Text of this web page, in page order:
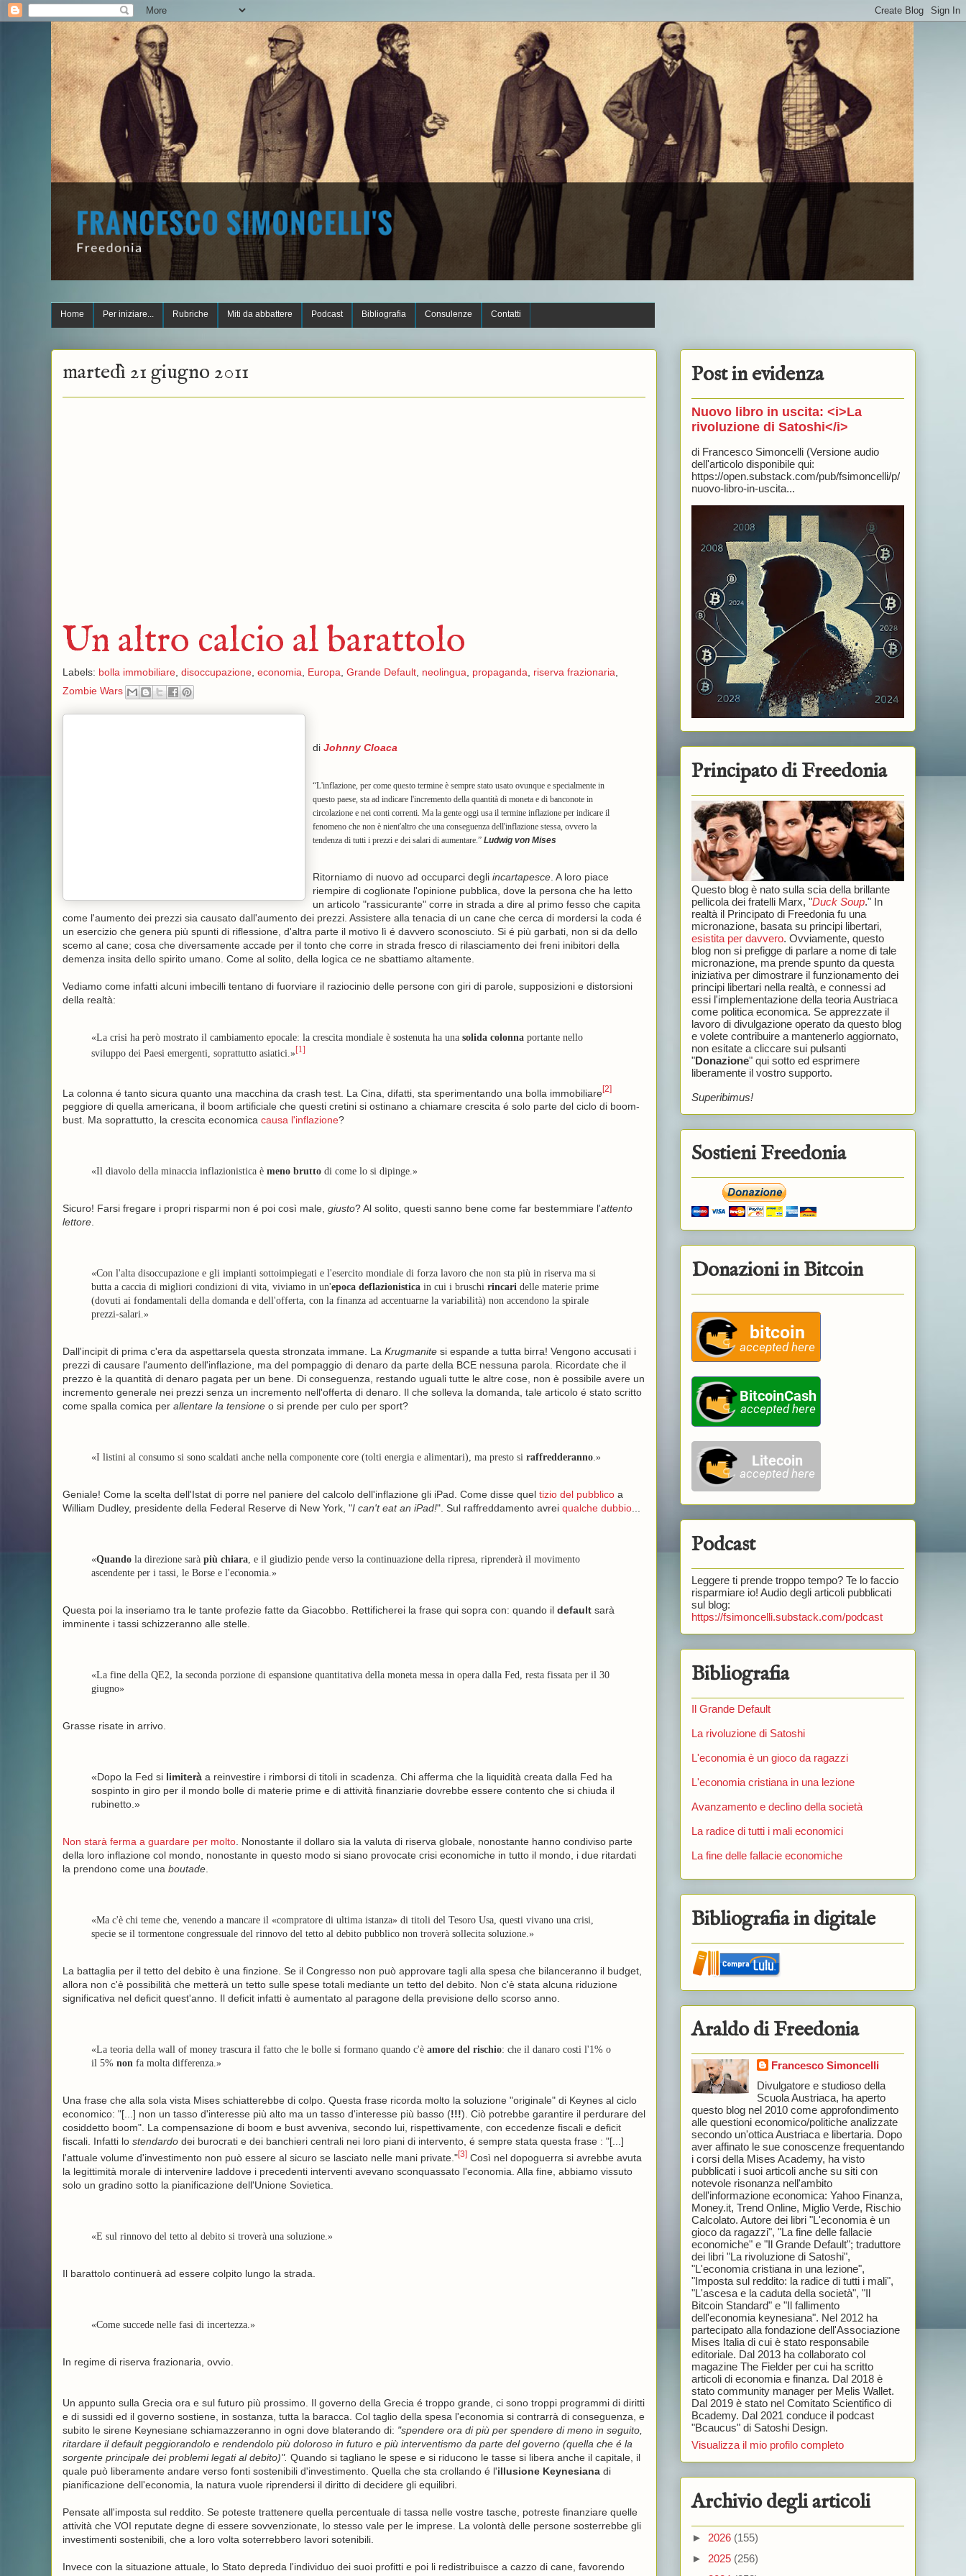
Home Per iniziare... Rubriche Miti da abbattere Podcast Bibliografia Consulenze Contatti
martedì 21 giugno 2011
Un altro calcio al barattolo
Labels: bolla immobiliare, disoccupazione, economia Europa Grande Default, neolingua propaganda riserva frazionaria
Zombie Wars
di Johnny Cloaca
“L'inflazione, per come questo termine è sempre stato usato ovunque e specialmente in
questo paese, sta ad indicare l'incremento della quantità di moneta e di banconote in
circolazione e nei conti correnti. Ma la gente oggi usa il termine inflazione per indicare il
fenomeno che non è nient'altro che una conseguenza dell'inflazione stessa, ovvero la
tendenza di tutti i prezzi e dei salari di aumentare.” Ludwig von Mises
Ritorniamo di nuovo ad occuparci degli incartapesce. A loro piace
riempire di coglionate l'opinione pubblica, dove la persona che ha letto
un articolo "rassicurante" corre in strada a dire al primo fesso che capita
come l'aumento dei prezzi sia causato dall'aumento dei prezzi. Assistere alla tenacia di un cane che cerca di mordersi la coda é
un esercizio che genera più spunti di riflessione, d'altra parte il motivo lì é davvero sconosciuto. Si é più garbati, non si da dello
scemo al cane; cosa che diversamente accade per il tonto che corre in strada fresco di rilasciamento dei freni inibitori della
demenza insita dello spirito umano. Come al solito, della logica ce ne sbattiamo altamente.
Vediamo come infatti alcuni imbecilli tentano di fuorviare il raziocinio delle persone con giri di parole, supposizioni e distorsioni
della realtà:
«La crisi ha però mostrato il cambiamento epocale: la crescita mondiale è sostenuta ha una solida colonnaportante nello
sviluppo dei Paesi emergenti, soprattutto asiatici.»[1]
La colonna é tanto sicura quanto una macchina da crash test. La Cina, difatti, sta sperimentando una bolla immobiliare[2]
peggiore di quella americana, il boom artificiale che questi cretini si ostinano a chiamare crescita é solo parte del ciclo di boom-
bust. Ma soprattutto, la crescita economica causa l'inflazione?
«Il diavolo della minaccia inflazionistica è meno bruttodi come lo si dipinge.»
Sicuro! Farsi fregare i propri risparmi non é poi così male, giusto? Al solito, questi sanno bene come far bestemmiare l'attento
lettore.
«Con l'alta disoccupazione e gli impianti sottoimpiegati e l'esercito mondiale di forza lavoro che non sta più in riserva ma si
butta a caccia di migliori condizioni di vita, viviamo in un'epoca deflazionisticain cui i bruschi rincaridelle materie prime
(dovuti ai fondamentali della domanda e dell'offerta, con la finanza ad accentuarne la variabilità) non accendono la spirale
prezzi-salari.»
Dall'incipit di prima c'era da aspettarsela questa stronzata immane. La Krugmanitesi espande a tutta birra! Vengono accusati i
prezzi di causare l'aumento dell'inflazione, ma del pompaggio di denaro da parte della BCE nessuna parola. Ricordate che il
prezzo è la quantità di denaro pagata per un bene. Di conseguenza, restando uguali tutte le altre cose, non è possibile avere un
incremento generale nei prezzi senza un incremento nell'offerta di denaro. Il che solleva la domanda, tale articolo é stato scritto
come spalla comica per allentare la tensioneo si prende per culo per sport?
«I listini al consumo si sono scaldati anche nella componente core (tolti energia e alimentari), ma presto si raffredderanno.»
Geniale! Come la scelta dell'Istat di porre nel paniere del calcolo dell'inflazione gli iPad. Come disse quel tizio del pubblicoa
William Dudley, presidente della Federal Reserve di New York, "I can't eat an iPad!". Sul raffreddamento avrei qualche dubbio...
«Quandola direzione sarà più chiara, e il giudizio pende verso la continuazione della ripresa, riprenderà il movimento
ascendente per i tassi, le Borse e l'economia.»
Questa poi la inseriamo tra le tante profezie fatte da Giacobbo. Rettificherei la frase qui sopra con: quando il defaultsarà
imminente i tassi schizzeranno alle stelle.
«La fine della QE2, la seconda porzione di espansione quantitativa della moneta messa in opera dalla Fed, resta fissata per il 30
giugno»
Grasse risate in arrivo.
«Dopo la Fed si limiteràa reinvestire i rimborsi di titoli in scadenza. Chi afferma che la liquidità creata dalla Fed ha
sospinto in giro per il mondo bolle di materie prime e di attività finanziarie dovrebbe essere contento che si chiuda il
rubinetto.»
Non starà ferma a guardare per molto. Nonostante il dollaro sia la valuta di riserva globale, nonostante hanno condiviso parte
della loro inflazione col mondo, nonostante in questo modo si siano provocate crisi economiche in tutto il mondo, i due ritardati
la prendono come una boutade.
«Ma c'è chi teme che, venendo a mancare il «compratore di ultima istanza» di titoli del Tesoro Usa, questi vivano una crisi,
specie se il tormentone congressuale del rinnovo del tetto al debito pubblico non troverà sollecita soluzione.»
La battaglia per il tetto del debito è una finzione. Se il Congresso non può approvare tagli alla spesa che bilanceranno il budget,
allora non c'è possibilità che metterà un tetto sulle spese totali mediante un tetto del debito. Non c'è stata alcuna riduzione
significativa nel deficit quest'anno. Il deficit infatti è aumentato al paragone della previsione dello scorso anno.
«La teoria della wall of money trascura il fatto che le bolle si formano quando c'è amore del rischio: che il danaro costi l'1% o
il 5% nonfa molta differenza.»
Una frase che alla sola vista Mises schiatterebbe di colpo. Questa frase ricorda molto la soluzione "originale" di Keynes al ciclo
economico: "[...] non un tasso d'interesse più alto ma un tasso d'interesse più basso (!!!). Ciò potrebbe garantire il perdurare del
cosiddetto boom". La compensazione di boom e bust avveniva, secondo lui, rispettivamente, con eccedenze fiscali e deficit
fiscali. Infatti lo stendardodei burocrati e dei banchieri centrali nei loro piani di intervento, é sempre stata questa frase : "[...]
l'attuale volume d'investimento non può essere al sicuro se lasciato nelle mani private."[3]Così nel dopoguerra si avrebbe avuta
la legittimità morale di intervenire laddove i precedenti interventi avevano sconquassato l'economia. Alla fine, abbiamo vissuto
solo un gradino sotto la pianificazione dell'Unione Sovietica.
«E sul rinnovo del tetto al debito si troverà una soluzione.»
Il barattolo continuerà ad essere colpito lungo la strada.
«Come succede nelle fasi di incertezza.»
In regime di riserva frazionaria, ovvio.
Un appunto sulla Grecia ora e sul futuro più prossimo. Il governo della Grecia é troppo grande, ci sono troppi programmi di diritti
e di sussidi ed il governo sostiene, in sostanza, tutta la baracca. Col taglio della spesa l'economia si contrarrà di conseguenza, e
subito le sirene Keynesiane schiamazzeranno in ogni dove blaterando di: "spendere ora di più per spendere di meno in seguito,
ritardare il default peggiorandolo e rendendolo più doloroso in futuro e più interventismo da parte del governo (quella che é la
sorgente principale dei problemi legati al debito)". Quando si tagliano le spese e si riducono le tasse si libera anche il capitale, il
quale può liberamente andare verso fonti sostenibili d'investimento. Quella che sta crollando é l'illusione Keynesianadi
pianificazione dell'economia, la natura vuole riprendersi il diritto di decidere gli equilibri.
Pensate all'imposta sul reddito. Se poteste trattenere quella percentuale di tassa nelle vostre tasche, potreste finanziare quelle
attività che VOI reputate degne di essere sovvenzionate, lo stesso vale per le imprese. La volontà delle persone sosterrebbe gli
investimenti sostenibili, che a loro volta soterrebbero lavori sotenibili.
Invece con la situazione attuale, lo Stato depreda l'individuo dei suoi profitti e poi li redistribuisce a cazzo di cane, favorendo
Post in evidenza
Nuovo libro in uscita: <i>La
rivoluzione di Satoshi</i>
di Francesco Simoncelli (Versione audio
dell'articolo disponibile qui:
https://open.substack.com/pub/fsimoncelli/p/
nuovo-libro-in-uscita...
Principato di Freedonia
Questo blog è nato sulla scia della brillante
pellicola dei fratelli Marx, "Duck Soup." In
realtà il Principato di Freedonia fu una
micronazione, basata su principi libertari,
esistita per davvero. Ovviamente, questo
blog non si prefigge di parlare a nome di tale
micronazione, ma prende spunto da questa
iniziativa per dimostrare il funzionamento dei
principi libertari nella realtà, e connessi ad
essi l'implementazione della teoria Austriaca
come politica economica. Se apprezzate il
lavoro di divulgazione operato da questo blog
e volete contribuire a mantenerlo aggiornato,
non esitate a cliccare sui pulsanti
"Donazione" qui sotto ed esprimere
liberamente il vostro supporto.
Superibimus!
Sostieni Freedonia
Donazioni in Bitcoin
Podcast
Leggere ti prende troppo tempo? Te lo faccio
risparmiare io! Audio degli articoli pubblicati
sul blog:
https://fsimoncelli.substack.com/podcast
Bibliografia
Il Grande Default
La rivoluzione di Satoshi
L'economia è un gioco da ragazzi
L'economia cristiana in una lezione
Avanzamento e declino della società
La radice di tutti i mali economici
La fine delle fallacie economiche
Bibliografia in digitale
Araldo di Freedonia
Francesco Simoncelli
Divulgatore e studioso della
Scuola Austriaca, ha aperto
questo blog nel 2010 come approfondimento
alle questioni economico/politiche analizzate
secondo un'ottica Austriaca e libertaria. Dopo
aver affinato le sue conoscenze frequentando
i corsi della Mises Academy, ha visto
pubblicati i suoi articoli anche su siti con
notevole risonanza nell'ambito
dell'informazione economica: Yahoo Finanza,
Money.it, Trend Online, Miglio Verde, Rischio
Calcolato. Autore dei libri "L'economia è un
gioco da ragazzi", "La fine delle fallacie
economiche" e "Il Grande Default"; traduttore
dei libri "La rivoluzione di Satoshi",
"L'economia cristiana in una lezione",
"Imposta sul reddito: la radice di tutti i mali",
"L'ascesa e la caduta della società", "Il
Bitcoin Standard" e "Il fallimento
dell'economia keynesiana". Nel 2012 ha
partecipato alla fondazione dell'Associazione
Mises Italia di cui è stato responsabile
editoriale. Dal 2013 ha collaborato col
magazine The Fielder per cui ha scritto
articoli di economia e finanza. Dal 2018 è
stato community manager per Melis Wallet.
Dal 2019 è stato nel Comitato Scientifico di
Bcademy. Dal 2021 conduce il podcast
"Bcaucus" di Satoshi Design.
Visualizza il mio profilo completo
Archivio degli articoli
► 2026 (155)
► 2025 (256)